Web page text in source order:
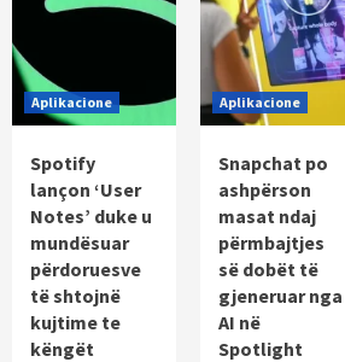
Aplikacione
Spotify
lançon ‘User
Notes’ duke u
mundësuar
përdoruesve
të shtojnë
kujtime te
këngët
Aplikacione
Snapchat po
ashpërson
masat ndaj
përmbajtjes
së dobët të
gjeneruar nga
AI në
Spotlight